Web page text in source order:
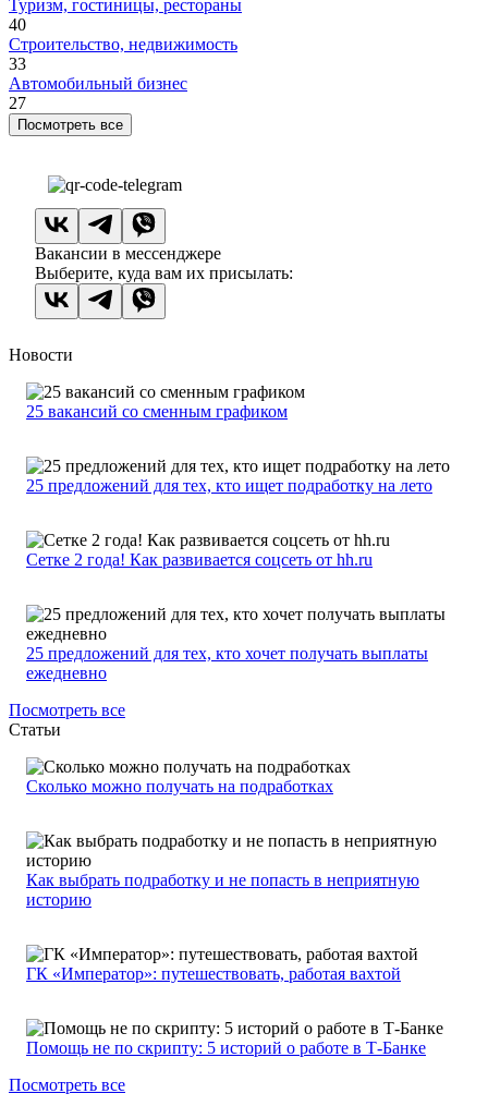
Туризм, гостиницы, рестораны
40
Строительство, недвижимость
33
Автомобильный бизнес
27
Посмотреть все
Вакансии в мессенджере
Выберите, куда вам их присылать:
Новости
25 вакансий со сменным графиком
25 предложений для тех, кто ищет подработку на лето
Сетке 2 года! Как развивается соцсеть от hh.ru
25 предложений для тех, кто хочет получать выплаты
ежедневно
Посмотреть все
Статьи
Сколько можно получать на подработках
Как выбрать подработку и не попасть в неприятную
историю
ГК «Император»: путешествовать, работая вахтой
Помощь не по скрипту: 5 историй о работе в Т-Банке
Посмотреть все